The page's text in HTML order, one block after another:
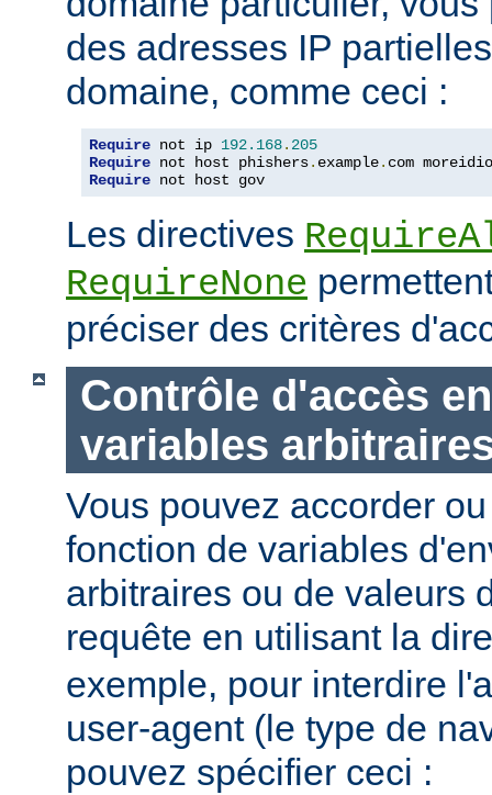
des adresses IP
domaine, comme ceci :
Require not ip 192.168. 205
Require not host phishers. example. com
Require not host gov
Les directives
RequireNone
préciser des critères
Contrôle d'accès
variables
Vous pouvez accorder
fonction de variables
arbitraires ou de valeurs
requête en utilisant la
exemple, pour interdire
user-agent (le type de
pouvez spécifier ceci :